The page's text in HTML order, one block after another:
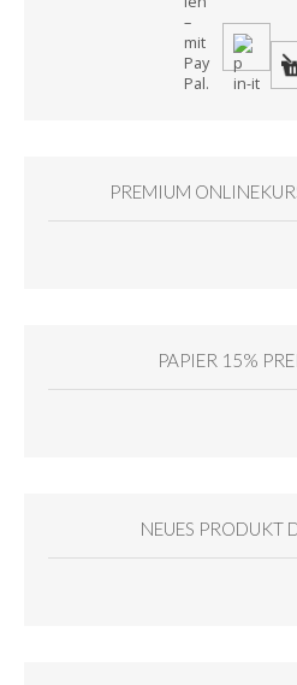
PREMIUM
PAPIER 15%
NEUES PRODUKT